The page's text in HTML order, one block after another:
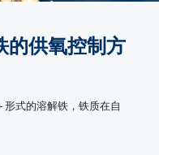
的供氧控制方
形式的溶解铁，铁质在自